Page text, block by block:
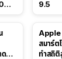
9.5
ด
Apple
สมาร์ต
ทำสถิติ